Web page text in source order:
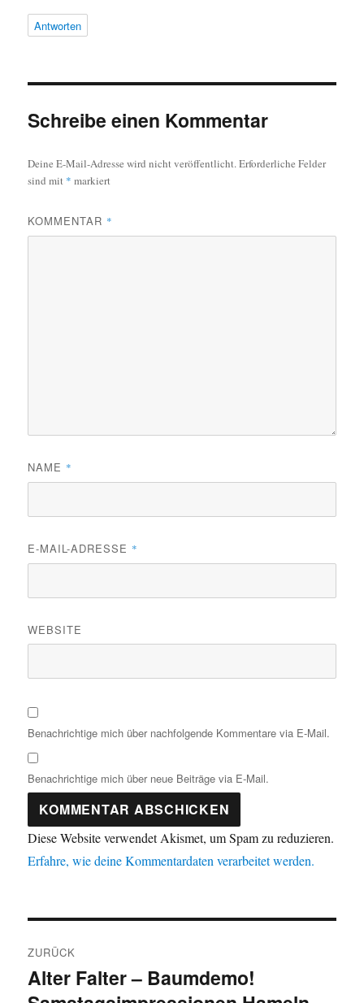
Antworten
Schreibe einen Kommentar
Deine E-Mail-Adresse wird nicht veröffentlicht.Erforderliche Felder
sind mit * markiert
KOMMENTAR *
NAME *
E-MAIL-ADRESSE *
WEBSITE
Benachrichtige mich über nachfolgende Kommentare via E-Mail.
Benachrichtige mich über neue Beiträge via E-Mail.
Diese Website verwendet Akismet, um Spam zu reduzieren.
Erfahre, wie deine Kommentardaten verarbeitet werden.
ZURÜCK
Vorheriger
Alter Falter – Baumdemo!